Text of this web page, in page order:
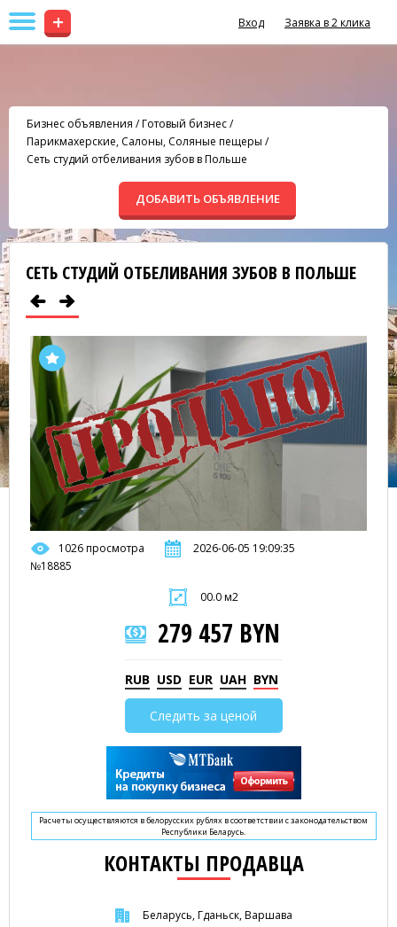
+ Вход Заявка в 2 клика
Бизнес объявления /Готовый бизнес/
Парикмахерские, Салоны, Соляные пещеры /
Сеть студий отбеливания зубов в Польше
ДОБАВИТЬ ОБЪЯВЛЕНИЕ
СЕТЬ СТУДИЙ ОТБЕЛИВАНИЯ ЗУБОВ В ПОЛЬШЕ
1026 просмотра
2026-06-05 19:09:35
№18885
00.0 м2
279 457 BYN
RUB USD EUR UAH BYN
Следить за ценой
Расчеты осуществляются в белорусских рублях в соответствии с законодательством
Республики Беларусь.
КОНТАКТЫ ПРОДАВЦА
Беларусь, Гданьск, Варшава